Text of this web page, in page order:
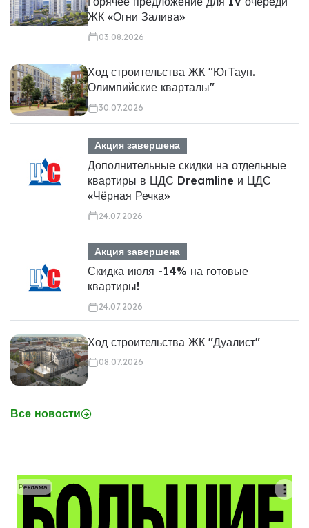
ЖК «Огни Залива»
03.08.2026
Ход строительства ЖК "ЮгТаун.
Олимпийские кварталы"
30.07.2026
Акция завершена
Дополнительные скидки на отдельные
квартиры в ЦДС Dreamline и ЦДС
«Чёрная Речка»
24.07.2026
Акция завершена
Скидка июля -14% на готовые
квартиры!
24.07.2026
Ход строительства ЖК "Дуалист"
08.07.2026
Все новости
Реклама